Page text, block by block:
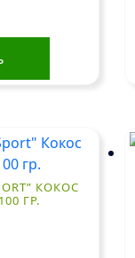
КОКОС
ГР.